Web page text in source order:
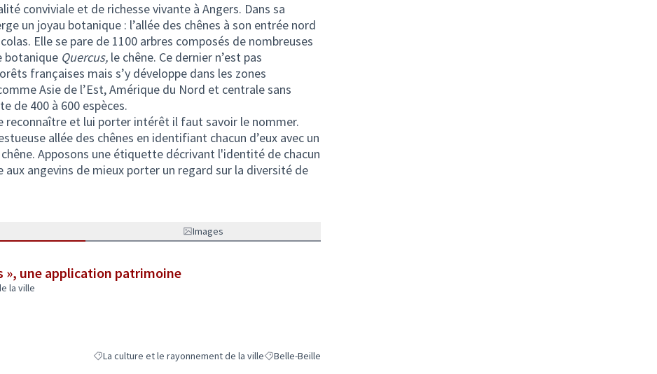
conviviale et de richesse vivante à Angers. Dans sa
un joyau botanique : l’allée des chênes à son entrée nord
Elle se pare de 1100 arbres composés de nombreuses
botanique Quercus, le chêne. Ce dernier n’est pas
françaises mais s’y développe dans les zones
Asie de l’Est, Amérique du Nord et centrale sans
de 400 à 600 espèces.
reconnaître et lui porter intérêt il faut savoir le nommer.
allée des chênes en identifiant chacun d’eux avec un
Apposons une étiquette décrivant l'identité de chacun
angevins de mieux porter un regard sur la diversité de
Images
», une application patrimoine
la ville
Filtrer les résultats de la catégorie : La culture et le rayonnement de la ville
La culture et le rayonnement de la villeFiltrer les résultats pour le secteur : Belle-Beille
Belle-Beille